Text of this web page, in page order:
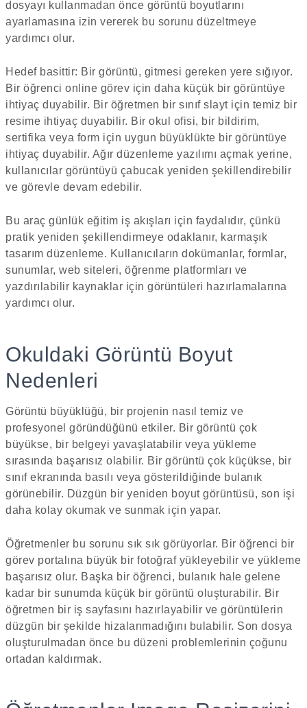
dosyayı kullanmadan önce görüntü boyutlarını
ayarlamasına izin vererek bu sorunu düzeltmeye
yardımcı olur.
Hedef basittir: Bir görüntü, gitmesi gereken yere sığıyor.
Bir öğrenci online görev için daha küçük bir görüntüye
ihtiyaç duyabilir. Bir öğretmen bir sınıf slayt için temiz bir
resime ihtiyaç duyabilir. Bir okul ofisi, bir bildirim,
sertifika veya form için uygun büyüklükte bir görüntüye
ihtiyaç duyabilir. Ağır düzenleme yazılımı açmak yerine,
kullanıcılar görüntüyü çabucak yeniden şekillendirebilir
ve görevle devam edebilir.
Bu araç günlük eğitim iş akışları için faydalıdır, çünkü
pratik yeniden şekillendirmeye odaklanır, karmaşık
tasarım düzenleme. Kullanıcıların dokümanlar, formlar,
sunumlar, web siteleri, öğrenme platformları ve
yazdırılabilir kaynaklar için görüntüleri hazırlamalarına
yardımcı olur.
Okuldaki Görüntü Boyut
Nedenleri
Görüntü büyüklüğü, bir projenin nasıl temiz ve
profesyonel göründüğünü etkiler. Bir görüntü çok
büyükse, bir belgeyi yavaşlatabilir veya yükleme
sırasında başarısız olabilir. Bir görüntü çok küçükse, bir
sınıf ekranında basılı veya gösterildiğinde bulanık
görünebilir. Düzgün bir yeniden boyut görüntüsü, son işi
daha kolay okumak ve sunmak için yapar.
Öğretmenler bu sorunu sık sık görüyorlar. Bir öğrenci bir
görev portalına büyük bir fotoğraf yükleyebilir ve yükleme
başarısız olur. Başka bir öğrenci, bulanık hale gelene
kadar bir sunumda küçük bir görüntü oluşturabilir. Bir
öğretmen bir iş sayfasını hazırlayabilir ve görüntülerin
düzgün bir şekilde hizalanmadığını bulabilir. Son dosya
oluşturulmadan önce bu düzeni problemlerinin çoğunu
ortadan kaldırmak.